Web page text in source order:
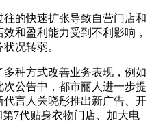
的快速扩张导致自营门店和
和盈利能力受到不利影响，
况转弱。
种方式改善业务表现，例如
公告中，都市丽人进一步提
言人关晓彤推出新广告、开
7代贴身衣物门店、加大电